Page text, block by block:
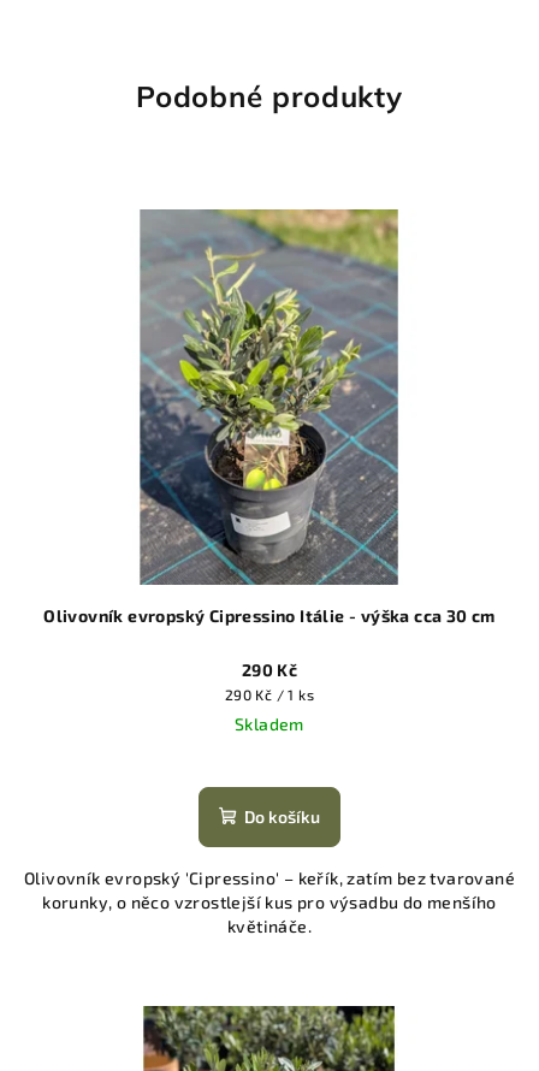
Podobné produkty
Olivovník evropský Cipressino Itálie - výška cca 30 cm
290 Kč
Měrná
cena:
290 Kč / 1 ks
Skladem
Do košíku
Olivovník evropský 'Cipressino' – keřík, zatím bez tvarované
korunky, o něco vzrostlejší kus pro výsadbu do menšího
květináče.